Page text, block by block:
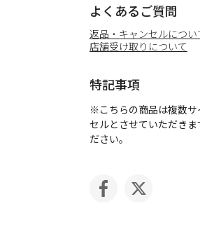
よくあるご質問
返品・キャンセルについ
店舗受け取りについて
特記事項
※こちらの商品は複数サ
セルとさせていただき
ださい。